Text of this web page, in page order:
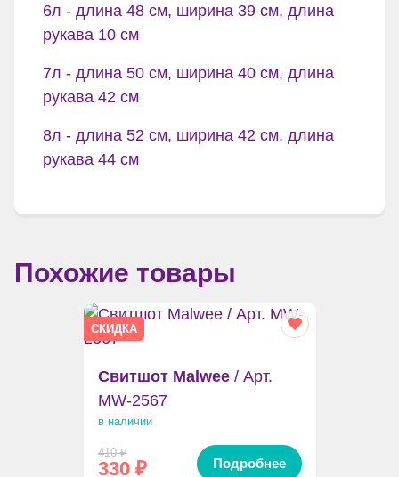
6л - длина 48 см, ширина 39 см, длина
рукава 10 см
7л - длина 50 см, ширина 40 см, длина
рукава 42 см
8л - длина 52 см, ширина 42 см, длина
рукава 44 см
Похожие товары
СКИДКА
Свитшот Malwee/ Арт.
MW-2567
в наличии
410₽
330₽ Подробнее